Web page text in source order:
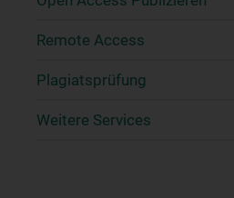
Remote Access
Plagiatsprüfung
Weitere Services